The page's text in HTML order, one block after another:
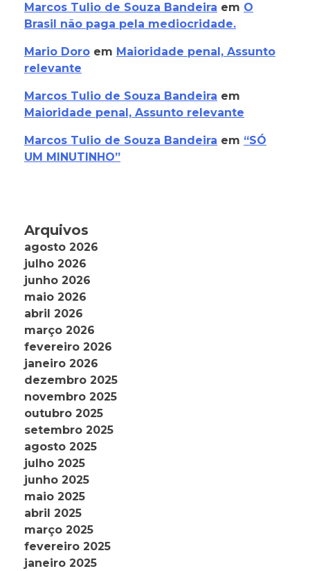
Marcos Tulio de Souza Bandeira em O
Brasil não paga pela mediocridade.
Mario Doro em Maioridade penal, Assunto
relevante
Marcos Tulio de Souza Bandeira em
Maioridade penal, Assunto relevante
Marcos Tulio de Souza Bandeira em “SÓ
UM MINUTINHO”
Arquivos
agosto 2026
julho 2026
junho 2026
maio 2026
abril 2026
março 2026
fevereiro 2026
janeiro 2026
dezembro 2025
novembro 2025
outubro 2025
setembro 2025
agosto 2025
julho 2025
junho 2025
maio 2025
abril 2025
março 2025
fevereiro 2025
janeiro 2025